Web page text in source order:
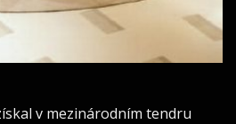
v mezinárodním tendru